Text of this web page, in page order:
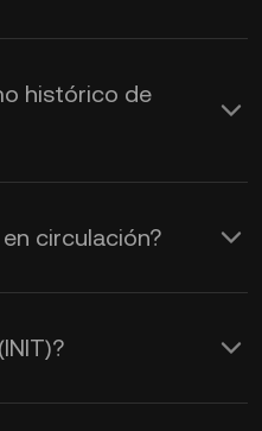
de KuCoin
de
histórico de
circulación?